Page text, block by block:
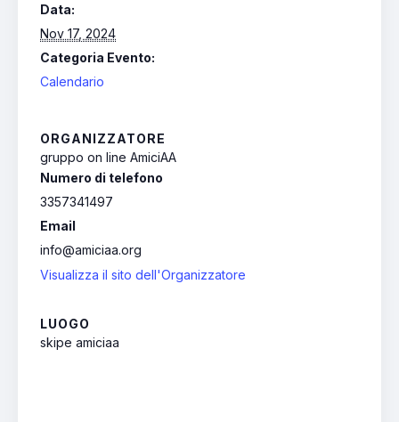
Data:
Nov 17, 2024
Categoria Evento:
Calendario
ORGANIZZATORE
gruppo on line AmiciAA
Numero di telefono
3357341497
Email
info@amiciaa.org
Visualizza il sito dell'Organizzatore
LUOGO
skipe amiciaa